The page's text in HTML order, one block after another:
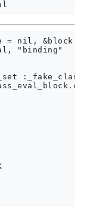
= nil, &block
"binding"